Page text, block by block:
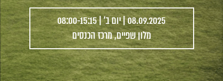
08.09.2025 | יום ב' | 08:00-15:15
מלון שפיים, מרכז הכנסים